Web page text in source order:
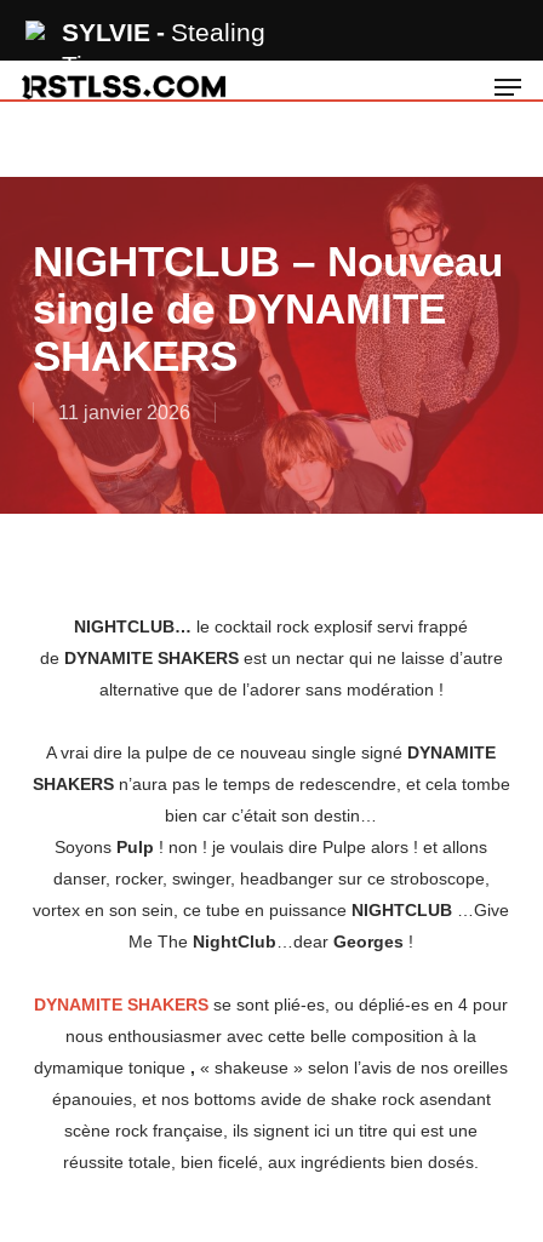
SYLVIE
Stealing
Time
main
NIGHTCLUB – Nouveau
single de DYNAMITE
SHAKERS
11 janvier 2026
NIGHTCLUB… le cocktail rock explosif servi frappé
de DYNAMITE SHAKERS est un nectar qui ne laisse d’autre
alternative que de l’adorer sans modération !
A vrai dire la pulpe de ce nouveau single signé DYNAMITE
SHAKERSn’aura pas le temps de redescendre, et cela tombe
bien car c’était son destin…
Soyons Pulp ! non ! je voulais dire Pulpe alors ! et allons
danser, rocker, swinger, headbanger sur ce stroboscope,
vortex en son sein, ce tube en puissance NIGHTCLUB …Give
Me The NightClub …dearGeorges !
DYNAMITE SHAKERS se sont plié-es, ou déplié-es en 4 pour
nous enthousiasmer avec cette belle composition à la
dymamique tonique ,« shakeuse » selon l’avis de nos oreilles
épanouies, et nos bottoms avide de shake rock asendant
scène rock française, ils signent ici un titre qui est une
réussite totale, bien ficelé, aux ingrédients bien dosés.